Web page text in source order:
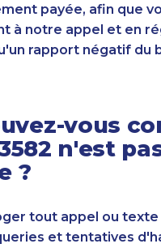
payée, afin que
à notre appel et en
rapport négatif du
vous
n'est
?
tout appel ou
et tentatives